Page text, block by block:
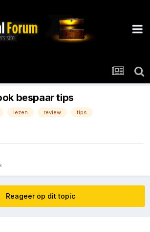
bespaar tips
lezen review tips
Reageer op dit topic